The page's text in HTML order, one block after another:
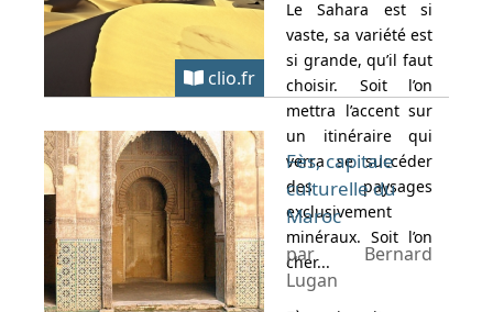
clio.fr
Le Sahara est si
vaste, sa variété est
si grande, qu’il faut
choisir. Soit l’on
mettra l’accent sur
un itinéraire qui
verra se succéder
des paysages
exclusivement
minéraux. Soit l’on
cher...
Fès, capitale
culturelle du
Maroc
par Bernard
Lugan